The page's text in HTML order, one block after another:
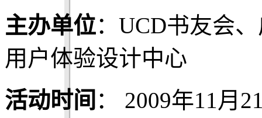
主办单位：UCD书友会
用户体验设计中心
活动时间 ： 2009年11月